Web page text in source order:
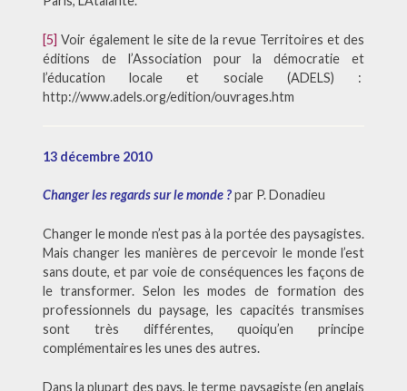
[5] Voir également le site de la revue Territoires et des
éditions de l’Association pour la démocratie et
l’éducation locale et sociale (ADELS) :
http://www.adels.org/edition/ouvrages.htm
13 décembre 2010
Changer les regards sur le monde ?par P. Donadieu
Changer le monde n’est pas à la portée des paysagistes.
Mais changer les manières de percevoir le monde l’est
sans doute, et par voie de conséquences les façons de
le transformer. Selon les modes de formation des
professionnels du paysage, les capacités transmises
sont très différentes, quoiqu’en principe
complémentaires les unes des autres.
Dans la plupart des pays, le terme paysagiste (en anglais